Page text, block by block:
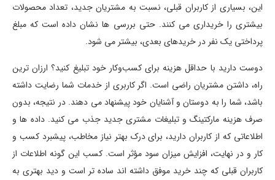
این، بسیاری از کاربران قبلی، نسبت به مشتریان جدید، تعداد محصولات
بیشتری را خریداری می کنند. حتی بررسی ها نشان داده است که مبلغ
پرداختی یک نفر در خریدهای بعدی، بیشتر می شود.
دوست دارید با حداقل هزینه برای کسب‌وکار خود تبلیغ کنید؟ ارزان ترین
راه، داشتن مشتریان راضی است. اگر کاربری از خدمات شما رضایت داشته
باشد، شما را به دوستان و آشنایان خود پیشنهاد می دهند. در نتیجه، بدون
صرف هزینه مارکتینگ و تبلیغات مشتری جدید جذب می کنید. داده ها و
اطلاعاتی که از کاربران دارید، برای درک بهتر نیاز مخاطب، پیشبرد کسب و
کار و در نهایت، افزایش میزان سود مؤثر است. کسب این گونه اطلاعات از
کاربران قبلی که چند خرید موفق داشته اند ساده تر است و دید بهتری به